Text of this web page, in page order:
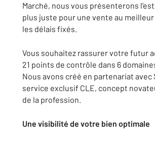
Marché, nous vous présenterons
plus juste pour une vente au
les délais fixés.
Vous souhaitez rassurer votre futur
21 points de contrôle dans 6
Nous avons créé en partenariat avec
service exclusif CLE, concept
de la profession.
Une visibilité de votre bien optimale